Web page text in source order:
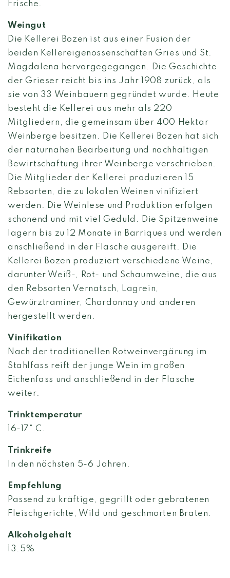
Frische.
Weingut
Die Kellerei Bozen ist aus einer Fusion der
beiden Kellereigenossenschaften Gries und St.
Magdalena hervorgegegangen. Die Geschichte
der Grieser reicht bis ins Jahr 1908 zurück, als
sie von 33 Weinbauern gegründet wurde. Heute
besteht die Kellerei aus mehr als 220
Mitgliedern, die gemeinsam über 400 Hektar
Weinberge besitzen. Die Kellerei Bozen hat sich
der naturnahen Bearbeitung und nachhaltigen
Bewirtschaftung ihrer Weinberge verschrieben.
Die Mitglieder der Kellerei produzieren 15
Rebsorten, die zu lokalen Weinen vinifiziert
werden. Die Weinlese und Produktion erfolgen
schonend und mit viel Geduld. Die Spitzenweine
lagern bis zu 12 Monate in Barriques und werden
anschließend in der Flasche ausgereift. Die
Kellerei Bozen produziert verschiedene Weine,
darunter Weiß-, Rot- und Schaumweine, die aus
den Rebsorten Vernatsch, Lagrein,
Gewürztraminer, Chardonnay und anderen
hergestellt werden.
Vinifikation
Nach der traditionellen Rotweinvergärung im
Stahlfass reift der junge Wein im großen
Eichenfass und anschließend in der Flasche
weiter.
Trinktemperatur
16-17° C.
Trinkreife
In den nächsten 5-6 Jahren.
Empfehlung
Passend zu kräftige, gegrillt oder gebratenen
Fleischgerichte, Wild und geschmorten Braten.
Alkoholgehalt
13.5%